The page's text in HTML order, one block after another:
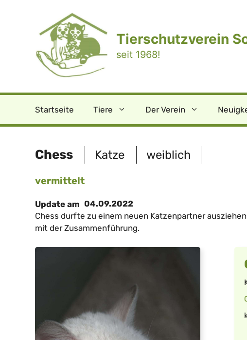
Tierschutzverein
seit 1968!
Startseite Tiere Der Verein
Chess Katze weiblich
vermittelt
Update am 04.09.2022
Chess durfte zu einem neuen Katzenpartner
mit der Zusammenführung.